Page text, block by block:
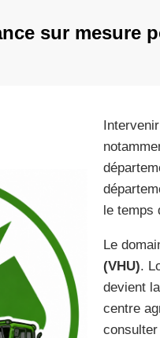
sur mesure
le temps
Le
(VHU).
devient
centre